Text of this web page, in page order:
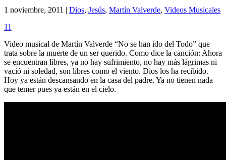
1 noviembre, 2011 | Dios, Jesús, Martín Valverde, Videos Musicales
11
Video musical de Martín Valverde “No se han ido del Todo” que
trata sobre la muerte de un ser querido. Como dice la canción: Ahora
se encuentran libres, ya no hay sufrimiento, no hay más lágrimas ni
vació ni soledad, son libres como el viento. Dios los ha recibido.
Hoy ya están descansando en la casa del padre. Ya no tienen nada
que temer pues ya están en el cielo.